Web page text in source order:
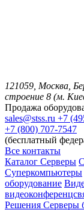
121059, Москва,
строение 8 (м.
Продажа
sales@stss.ru +7
+7 (800) 707-7547
(бесплатный
Все контакты
Каталог Серверы
Суперкомпьютеры
оборудование
Решения Серверы